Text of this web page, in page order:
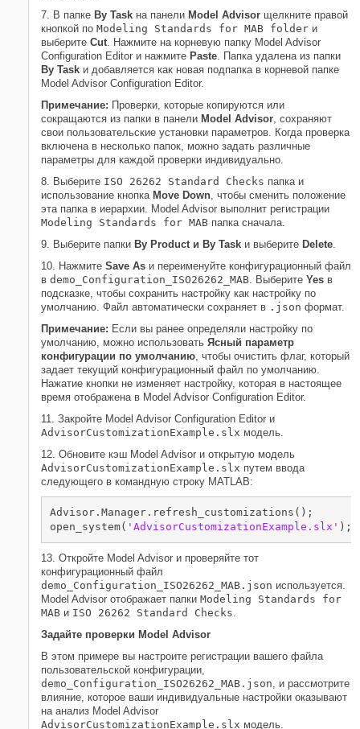
7. В папке By Task на панели Model Advisor щелкните правой
кнопкой по Modeling Standards for MAB folder и
выберите Cut . Нажмите на корневую папку Model Advisor
Configuration Editor и нажмите Paste . Папка удалена из папки
By Task и добавляется как новая подпапка в корневой папке
Model Advisor Configuration Editor.
Примечание: Проверки, которые копируются или
сокращаются из папки в панели Model Advisor , сохраняют
свои пользовательские установки параметров. Когда проверка
включена в несколько папок, можно задать различные
параметры для каждой проверки индивидуально.
8. Выберите ISO 26262 Standard Checks папка и
использование кнопка Move Down , чтобы сменить положение
эта папка в иерархии. Model Advisor выполнит регистрации
Modeling Standards for MAB папка сначала.
9. Выберите папки By Product и By Task и выберите Delete
10. Нажмите Save As и переименуйте конфигурационный файл
в demo_Configuration_ISO26262_MAB . Выберите Yes в
подсказке, чтобы сохранить настройку как настройку по
умолчанию. Файл автоматически сохраняет в .json формат.
Примечание: Если вы ранее определяли настройку по
умолчанию, можно использовать Ясный параметр
конфигурации по умолчанию , чтобы очистить флаг, который
задает текущий конфигурационный файл по умолчанию.
Нажатие кнопки не изменяет настройку, которая в настоящее
время отображена в Model Advisor Configuration Editor.
11. Закройте Model Advisor Configuration Editor и
AdvisorCustomizationExample.slx модель.
12. Обновите кэш Model Advisor и открытую модель
AdvisorCustomizationExample.slx путем ввода
следующего в командную строку MATLAB:
Advisor.Manager.refresh_customizations();
open_system( 'AdvisorCustomizationExample.slx' );
13. Откройте Model Advisor и проверяйте тот
конфигурационный файл
demo_Configuration_ISO26262_MAB.json используется.
Model Advisor отображает папки Modeling Standards for
MAB и ISO 26262 Standard Checks
Задайте проверки Model Advisor
В этом примере вы настроите регистрации вашего файла
пользовательской конфигурации,
demo_Configuration_ISO26262_MAB.json , и рассмотрите
влияние, которое ваши индивидуальные настройки оказывают
на анализ Model Advisor
AdvisorCustomizationExample.slx модель.